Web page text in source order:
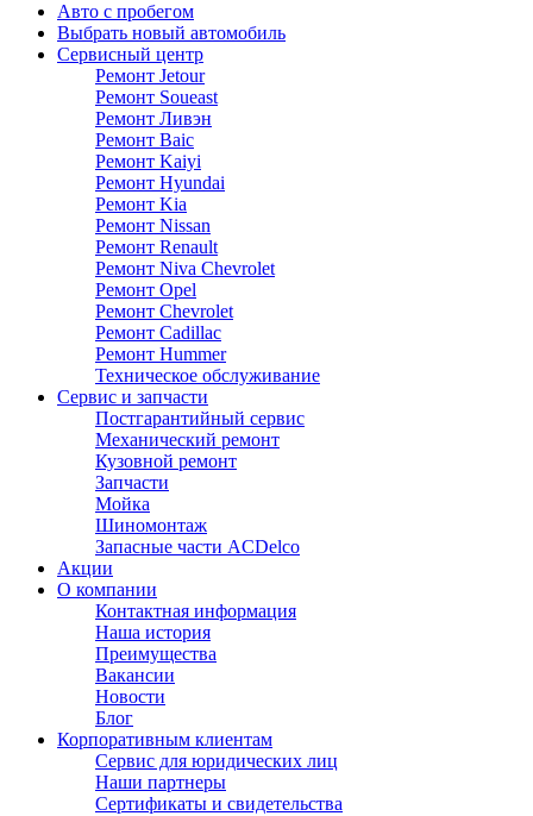
Авто с пробегом
Выбрать новый автомобиль
Сервисный центр
Ремонт Jetour
Ремонт Soueast
Ремонт Ливэн
Ремонт Baic
Ремонт Kaiyi
Ремонт Hyundai
Ремонт Kia
Ремонт Nissan
Ремонт Renault
Ремонт Niva Chevrolet
Ремонт Opel
Ремонт Chevrolet
Ремонт Cadillac
Ремонт Hummer
Техническое обслуживание
Сервис и запчасти
Постгарантийный сервис
Механический ремонт
Кузовной ремонт
Запчасти
Мойка
Шиномонтаж
Запасные части ACDelco
Акции
О компании
Контактная информация
Наша история
Преимущества
Вакансии
Новости
Блог
Корпоративным клиентам
Сервис для юридических лиц
Наши партнеры
Сертификаты и свидетельства